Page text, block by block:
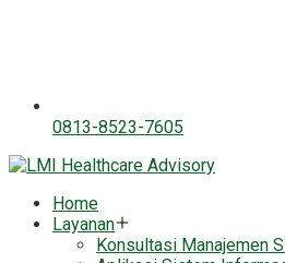
0813-8523-7605
Home
Layanan
Konsultasi Manajemen